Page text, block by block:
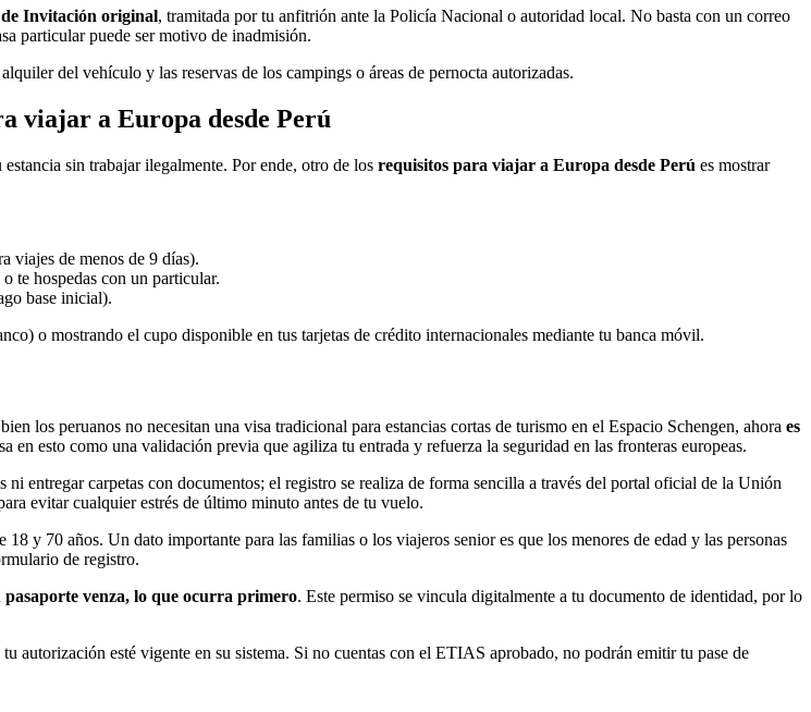
Invitación original, tramitada por tu anfitrión ante la Policía Nacional o autoridad local. No basta con un correo
particular puede ser motivo de inadmisión.
del vehículo y las reservas de los campings o áreas de pernocta autorizadas.
viajar a Europa desde Perú
sin trabajar ilegalmente. Por ende, otro de los requisitos para viajar a Europa desde Perú es mostrar
viajes de menos de 9 días).
te hospedas con un particular.
base inicial).
o mostrando el cupo disponible en tus tarjetas de crédito internacionales mediante tu banca móvil.
los peruanos no necesitan una visa tradicional para estancias cortas de turismo en el Espacio Schengen, ahora es
en esto como una validación previa que agiliza tu entrada y refuerza la seguridad en las fronteras europeas.
ni entregar carpetas con documentos; el registro se realiza de forma sencilla a través del portal oficial de la Unión
evitar cualquier estrés de último minuto antes de tu vuelo.
18 y 70 años. Un dato importante para las familias o los viajeros senior es que los menores de edad y las personas
de registro.
venza, lo que ocurra primero. Este permiso se vincula digitalmente a tu documento de identidad, por lo
esté vigente en su sistema. Si no cuentas con el ETIAS aprobado, no podrán emitir tu pase de